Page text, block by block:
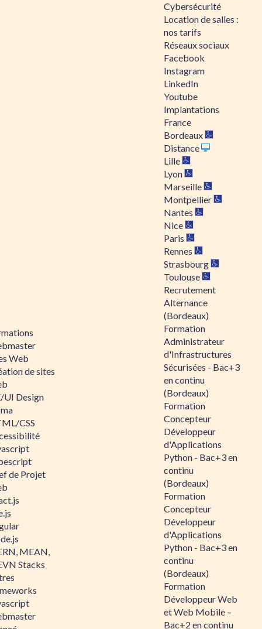
Web
de sites
UI Design
CSS
de Projet
MEAN,
Stacks
Cybersécurité
Location de salles :
nos tarifs
Réseaux sociaux
Facebook
Instagram
LinkedIn
Youtube
Implantations
France
Bordeaux
Distance
Lille
Lyon
Marseille
Montpellier
Nantes
Nice
Paris
Rennes
Strasbourg
Toulouse
Recrutement
Alternance
(Bordeaux)
Formation
Administrateur
d'Infrastructures
Sécurisées - Bac+3
en continu
(Bordeaux)
Formation
Concepteur
Développeur
d'Applications
Python - Bac+3 en
continu
(Bordeaux)
Formation
Concepteur
Développeur
d'Applications
Python - Bac+3 en
continu
(Bordeaux)
Formation
Développeur Web
et Web Mobile –
Bac+2 en continu